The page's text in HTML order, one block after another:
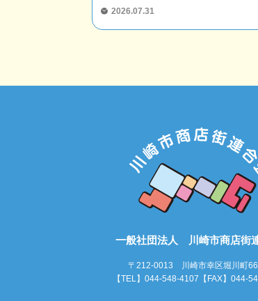
2026.07.31
一般社団法人 川崎市商店街
〒212-0013 川崎市幸区堀川町
【TEL】044-548-4107【FAX】044-